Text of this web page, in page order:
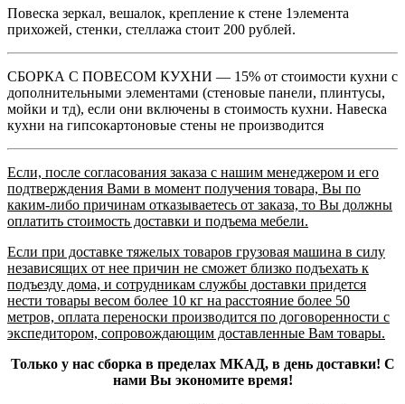
Повеска зеркал, вешалок, крепление к стене 1элемента
прихожей, стенки, стеллажа стоит 200 рублей.
СБОРКА С ПОВЕСОМ КУХНИ — 15% от стоимости кухни с
дополнительными элементами (стеновые панели, плинтусы,
мойки и тд), если они включены в стоимость кухни. Навеска
кухни на гипсокартоновые стены не производится
Если, после согласования заказа с нашим менеджером и его
подтверждения Вами в момент получения товара, Вы по
каким-либо причинам отказываетесь от заказа, то Вы должны
оплатить стоимость доставки и подъема мебели.
Если при доставке тяжелых товаров грузовая машина в силу
независящих от нее причин не сможет близко подъехать к
подъезду дома, и сотрудникам службы доставки придется
нести товары весом более 10 кг на расстояние более 50
метров, оплата переноски производится по договоренности с
экспедитором, сопровождающим доставленные Вам товары.
Только у нас сборка в пределах МКАД, в день доставки! С
нами Вы экономите время!